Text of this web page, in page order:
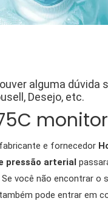
alguma dúvida
Desejo, etc.
e fornecedor
pressão arterial
você não encontrar o
pode entrar em